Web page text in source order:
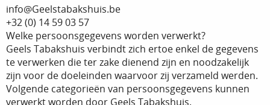
info@Geelstabakshuis.be
+32 (0) 14 59 03 57
Welke persoonsgegevens worden verwerkt?
Geels Tabakshuis verbindt zich ertoe enkel de gegevens
te verwerken die ter zake dienend zijn en noodzakelijk
zijn voor de doeleinden waarvoor zij verzameld werden.
Volgende categorieën van persoonsgegevens kunnen
verwerkt worden door Geels Tabakshuis.